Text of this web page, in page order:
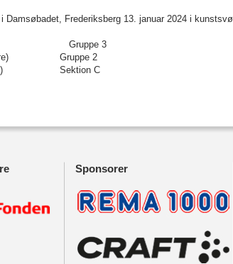
Frederiksberg 13. januar 2024 i
Gruppe 3
yngre) Gruppe 2
13-15) Sektion C
Sponsorer